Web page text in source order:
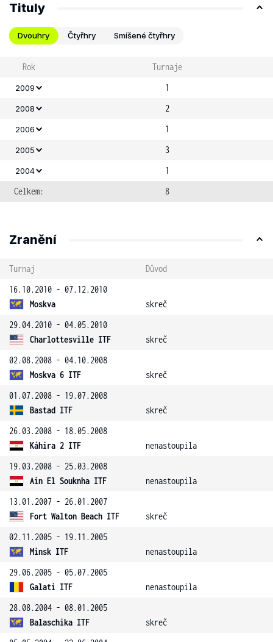
Tituly
Dvouhry Čtyřhry Smíšené čtyřhry
Rok Turnaje
2009 1
2008 2
2006 1
2005 3
2004
1
Celkem:
8
Zranění
Turnaj
Důvod
16.10.2010 - 07.12.2010
Moskva
skreč
29.04.2010 - 04.05.2010
Charlottesville ITF
skreč
02.08.2008 - 04.10.2008
Moskva 6 ITF
skreč
01.07.2008 - 19.07.2008
Bastad ITF
skreč
26.03.2008 - 18.05.2008
Káhira 2 ITF
nenastoupila
19.03.2008 - 25.03.2008
Ain El Souknha ITF
nenastoupila
13.01.2007 - 26.01.2007
Fort Walton Beach ITF
skreč
02.11.2005 - 19.11.2005
Minsk ITF
nenastoupila
29.06.2005 - 05.07.2005
Galati ITF
nenastoupila
28.08.2004 - 08.01.2005
Balaschika ITF
skreč